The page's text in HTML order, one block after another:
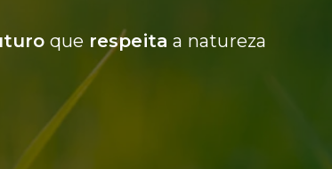
que respeita a natureza